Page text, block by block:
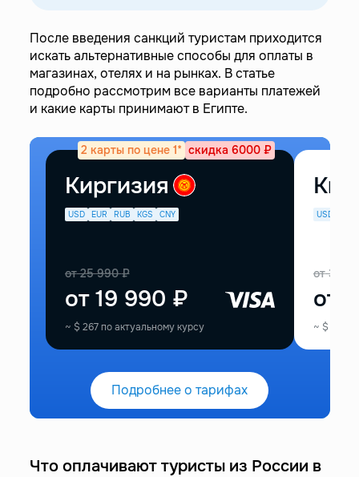
После введения санкций туристам приходится
искать альтернативные способы для оплаты в
магазинах, отелях и на рынках. В статье
подробно рассмотрим все варианты платежей
и какие карты принимают в Египте.
2 карты по цене 1* скидка 6000 ₽
Киргизия
USD EUR RUB KGS CNY
от25 990₽
от19 990 ₽
~ $ 267по актуальному курсу
USD
от33
от
~ $
Подробнее о тарифах
Что оплачивают туристы из России в